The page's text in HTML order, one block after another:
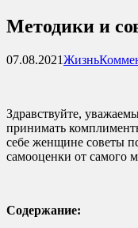
Методики и
07.08.2021Жизнь
Здравствуйте,
принимать
себе женщине советы
самооценки от самого
Содержание: